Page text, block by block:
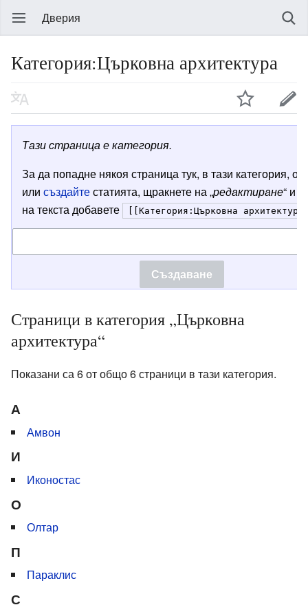
Дверия
Категория:Църковна архитектура
Тази страница е категория.
За да попадне някоя страница тук, в тази категория,
илисъздайтестатията, щракнете на „редактиране“ и
на текста добавете
[[Категория:Църковна
Страници в категория „Църковна
архитектура“
Показани са 6 от общо 6 страници в тази категория.
А
Амвон
И
Иконостас
О
Олтар
П
Параклис
С